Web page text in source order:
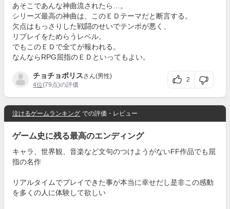
あそこであんな神曲流されたら…。
シリーズ最高の神曲は、このＥＤテーマだと断言する。
欠点はもっさりした戦闘のせいでテンポが悪く、
リプレイをためらうレベル。
でもこのＥＤで全てが報われる。
なんならRPG屈指のＥＤといってもよい。
チョチョポリスさん(男性)
4位(79点)の評価
2
泣けるゲームランキング での評価・レビュー
ゲーム史に残る最高のエンディング
キャラ、世界観、音楽など文句のつけようがないFF作品でも屈
指の名作
リアルタイムでプレイできた事が本当に幸せだし是非この感動
を多くの人に体験して欲しい